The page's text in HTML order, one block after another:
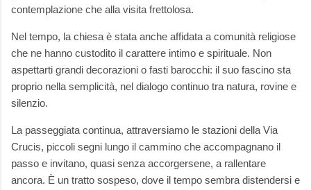
contemplazione che alla visita frettolosa.
Nel tempo, la chiesa è stata anche affidata a comunità religiose
che ne hanno custodito il carattere intimo e spirituale. Non
aspettarti grandi decorazioni o fasti barocchi: il suo fascino sta
proprio nella semplicità, nel dialogo continuo tra natura, rovine e
silenzio.
La passeggiata continua, attraversiamo le stazioni della Via
Crucis, piccoli segni lungo il cammino che accompagnano il
passo e invitano, quasi senza accorgersene, a rallentare
ancora. È un tratto sospeso, dove il tempo sembra distendersi e